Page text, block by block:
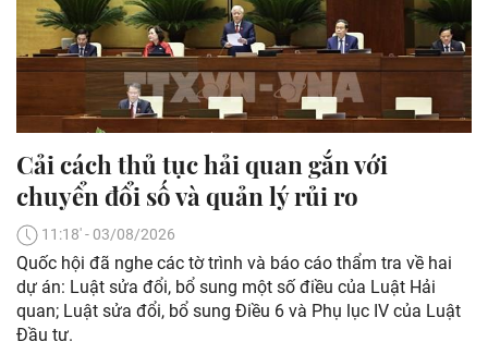
Cải cách thủ tục hải quan gắn với
chuyển đổi số và quản lý rủi ro
11:18' - 03/08/2026
Quốc hội đã nghe các tờ trình và báo cáo thẩm tra về hai
dự án: Luật sửa đổi, bổ sung một số điều của Luật Hải
quan; Luật sửa đổi, bổ sung Điều 6 và Phụ lục IV của Luật
Đầu tư.